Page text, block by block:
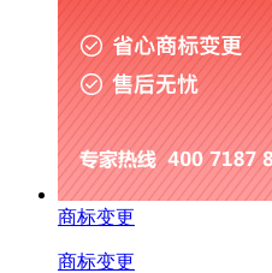
商标变更
商标变更